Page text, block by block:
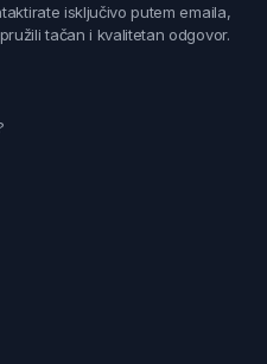
isključivo putem emaila,
tačan i kvalitetan odgovor.